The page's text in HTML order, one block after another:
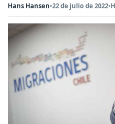
Hans Hansen•22 de julio de 2022•